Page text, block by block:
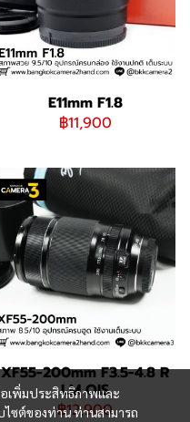
E11mm F1.8
฿11,900
XF55-200mm F3.5-4.8 R
LM OIS
฿12,900
อเพิ่มประสิทธิภาพและ
ไซต์ของท่าน ท่านสามารถ